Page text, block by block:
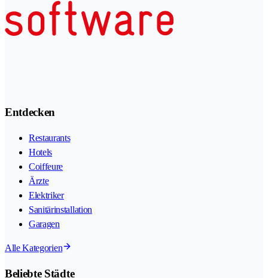
Entdecken
Restaurants
Hotels
Coiffeure
Ärzte
Elektriker
Sanitärinstallation
Garagen
Alle Kategorien
Beliebte Städte